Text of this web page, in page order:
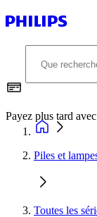
Payez plus tard
Piles et
Toutes les